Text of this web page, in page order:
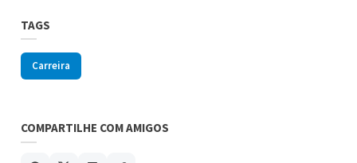
TAGS
Carreira
COMPARTILHE COM AMIGOS